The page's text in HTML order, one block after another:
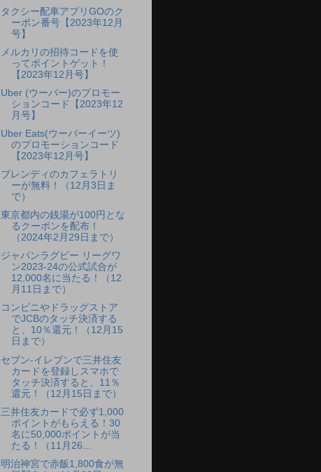
タクシー配車アプリGOのク
ーポン番号【2023年12月
号】
メルカリの招待コードを使
ってポイントゲット！
【2023年12月号】
Uber (ウーバー)のプロモー
ションコード【2023年12
月号】
Uber Eats(ウーバーイーツ)
のプロモーションコード
【2023年12月号】
ブレンディのカフェラトリ
ーが無料！（12月3日ま
で）
東京都内の銭湯が100円とな
るクーポンを配布！
（2024年2月29日まで）
ジャパンラグビー リーグワ
ン2023-24の公式試合が
12,000名に当たる！（12
月11日まで）
コンビニやドラッグストア
でJCBのタッチ決済する
と、10％還元！（12月15
日まで）
セブン-イレブンで三井住友
カードを登録しスマホで
タッチ決済すると、11％
還元！（12月15日まで）
三井住友カードで必ず1,000
ポイントがもらえる！30
名に50,000ポイントが当
たる！（11月26...
明治神宮で赤飯1,800食が無